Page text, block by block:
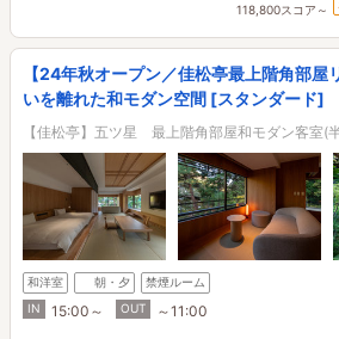
118,800スコア～
【24年秋オープン／佳松亭最上階角部屋
いを離れた和モダン空間 [スタンダード]
【佳松亭】五ツ星 最上階角部屋和モダン客室(
和洋室 朝・夕
禁煙ルーム
IN
15:00～ OUT ～11:00